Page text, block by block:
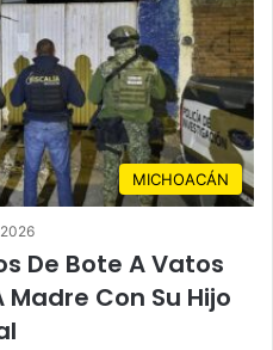
MICHOACÁN
De Bote A Vatos
Con Su Hijo